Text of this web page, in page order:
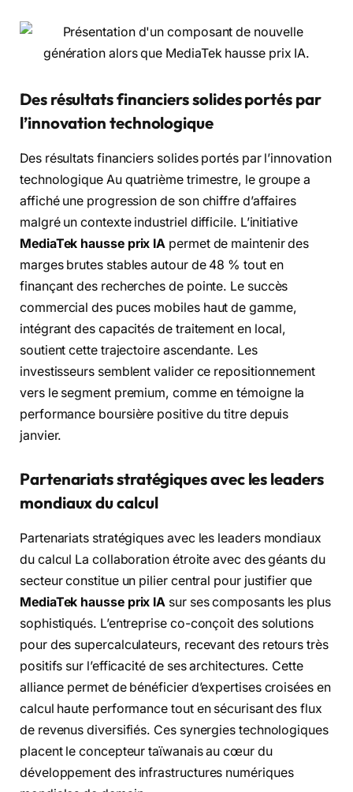
Des résultats financiers solides portés par
l’innovation technologique
Des résultats financiers solides portés par l’innovation
technologique Au quatrième trimestre, le groupe a
affiché une progression de son chiffre d’affaires
malgré un contexte industriel difficile. L’initiative
MediaTek hausse prix IA permet de maintenir des
marges brutes stables autour de 48 % tout en
finançant des recherches de pointe. Le succès
commercial des puces mobiles haut de gamme,
intégrant des capacités de traitement en local,
soutient cette trajectoire ascendante. Les
investisseurs semblent valider ce repositionnement
vers le segment premium, comme en témoigne la
performance boursière positive du titre depuis
janvier.
Partenariats stratégiques avec les leaders
mondiaux du calcul
Partenariats stratégiques avec les leaders mondiaux
du calcul La collaboration étroite avec des géants du
secteur constitue un pilier central pour justifier que
MediaTek hausse prix IA sur ses composants les plus
sophistiqués. L’entreprise co-conçoit des solutions
pour des supercalculateurs, recevant des retours très
positifs sur l’efficacité de ses architectures. Cette
alliance permet de bénéficier d’expertises croisées en
calcul haute performance tout en sécurisant des flux
de revenus diversifiés. Ces synergies technologiques
placent le concepteur taïwanais au cœur du
développement des infrastructures numériques